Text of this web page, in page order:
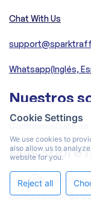
Chat With Us
Whatsapp(Inglés,
Nuestros
CommerceGate
Más sobre
Comprobador de
Comprobador de
Cookie Settings
We use cookies to
also allow us to
website for you.
Reject all